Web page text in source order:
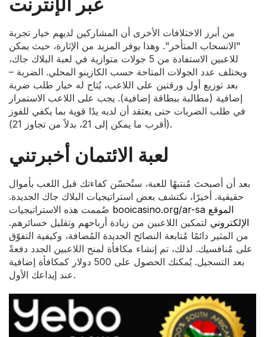
من أبرز الاختلافات الأخرى أن المشاركين لديهم خيار تجربة
"الانسحاب المتأخر". وهذا يوفر المزيد من الإثارة، حيث يمكن
للاعبين الاستفادة من 5 جولات متوازية في لعبة البلاك جاك،
ويختلف عدد الجولات المتاحة حسب الكازينو المحلي. الضربة –
بعد توزيع أول ورقتين على اللاعب، يُتاح له خيار طلب ضربة
إضافية (مطالبة ببطاقة إضافية). يجب على اللاعب الاستمرار
في طلب الضربات حتى يعتقد أن لديه يدًا قوية بما يكفي للفوز
(أقرب ما يمكن إلى 21، بدلاً من تجاوز 21).
لعبة الائتمان أخبرتني
بعد أن أصبحتَ مُنتبهًا للعبة، ستُحسّن كفاءتك قبل اللعب بأموال
حقيقية. أخيرًا، نكتشف بعض استراتيجيات البلاك جاك الجديدة.
booicasino.org/ar-sa الموقع
الإلكتروني لتمكين اللاعبين من زيادة أرباحهم وتقليل خسائرهم.
من المثير دائمًا مُتابعة النصائح الجديدة المُضافة، وكيفية التفوّق
على مُنافسيك. لذلك، تم إنشاء مكافأة لمنح اللاعبين الجدد دفعةً
بعد التسجيل. يُمكنك الحصول على 500 دولار كمكافأة إضافية
عند إيداعك الأول.